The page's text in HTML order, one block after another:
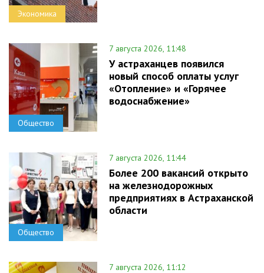
Экономика
Общество
7 августа 2026, 11:48
У астраханцев появился
новый способ оплаты услуг
«Отопление» и «Горячее
водоснабжение»
Общество
7 августа 2026, 11:44
Более 200 вакансий открыто
на железнодорожных
предприятиях в Астраханской
области
7 августа 2026, 11:12